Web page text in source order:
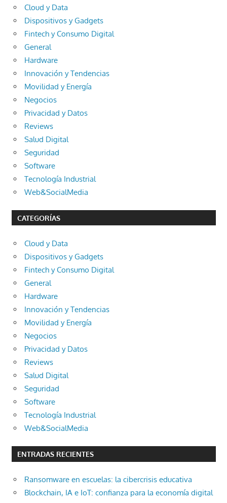
Cloud y Data
Dispositivos y Gadgets
Fintech y Consumo Digital
General
Hardware
Innovación y Tendencias
Movilidad y Energía
Negocios
Privacidad y Datos
Reviews
Salud Digital
Seguridad
Software
Tecnología Industrial
Web&SocialMedia
CATEGORÍAS
Cloud y Data
Dispositivos y Gadgets
Fintech y Consumo Digital
General
Hardware
Innovación y Tendencias
Movilidad y Energía
Negocios
Privacidad y Datos
Reviews
Salud Digital
Seguridad
Software
Tecnología Industrial
Web&SocialMedia
ENTRADAS RECIENTES
Ransomware en escuelas: la cibercrisis educativa
Blockchain, IA e IoT: confianza para la economía digital